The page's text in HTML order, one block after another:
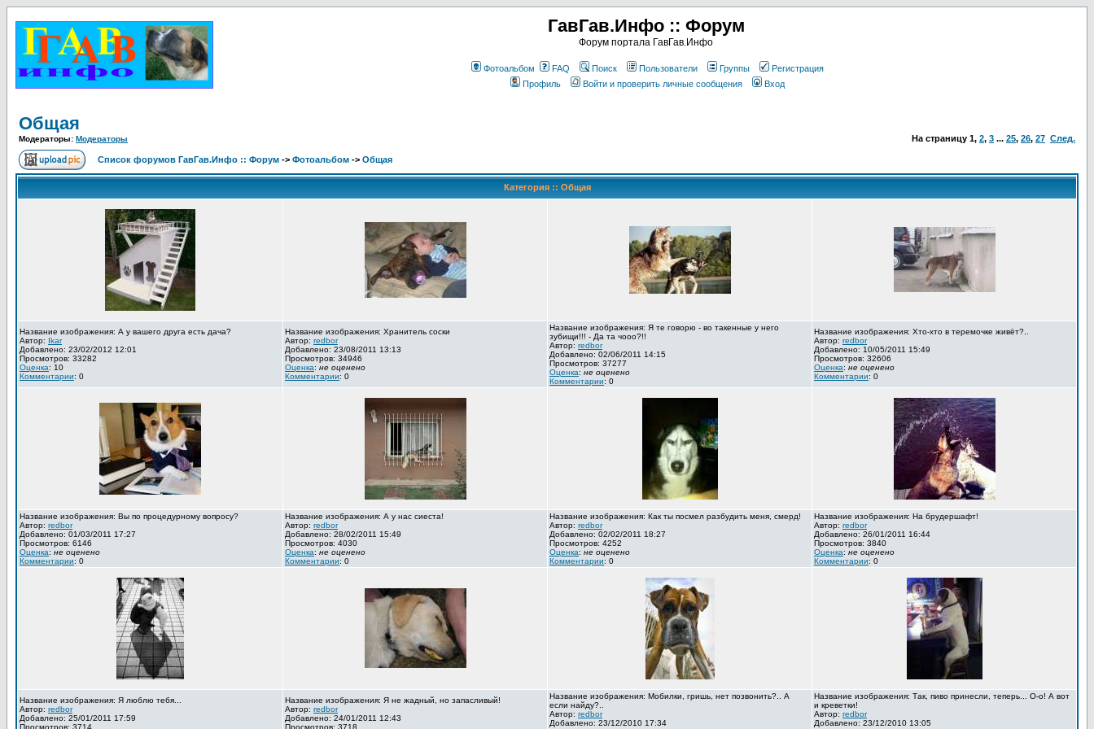
ГавГав.Инфо :: Форум
Форум портала ГавГав.Инфо
Фотоальбом FAQ Поиск Пользователи Группы
Регистрация
Профиль
Войти и проверить личные сообщения Вход
Общая
Модераторы: Модераторы На страницу 1, 2, 3 ... 25, 26, 27 След.
Список форумов ГавГав.Инфо :: Форум -> Фотоальбом -> Общая
Категория :: Общая
Название изображения: А у вашего друга есть дача?
Автор: Ikar
Добавлено: 23/02/2012 12:01
Просмотров: 33282
Оценка: 10
Комментарии: 0
Название изображения: Хранитель соски
Автор: redbor
Добавлено: 23/08/2011 13:13
Просмотров: 34946
Оценка: не оценено
Комментарии: 0
Название изображения: Я те говорю - во такенные у него
зубищи!!! - Да та чооо?!!
Автор: redbor
Добавлено: 02/06/2011 14:15
Просмотров: 37277
Оценка: не оценено
Комментарии: 0
Название изображения: Хто-хто в теремочке живёт?..
Автор: redbor
Добавлено: 10/05/2011 15:49
Просмотров: 32606
Оценка: не оценено
Комментарии: 0
Название изображения: Вы по процедурному вопросу?
Автор: redbor
Добавлено: 01/03/2011 17:27
Просмотров: 6146
Оценка: не оценено
Комментарии: 0
Название изображения: А у нас сиеста!
Автор: redbor
Добавлено: 28/02/2011 15:49
Просмотров: 4030
Оценка: не оценено
Комментарии: 0
Название изображения: Как ты посмел разбудить меня, смерд!
Автор: redbor
Добавлено: 02/02/2011 18:27
Просмотров: 4252
Оценка: не оценено
Комментарии: 0
Название изображения: На брудершафт!
Автор: redbor
Добавлено: 26/01/2011 16:44
Просмотров: 3840
Оценка: не оценено
Комментарии: 0
Название изображения: Я люблю тебя...
Автор: redbor
Добавлено: 25/01/2011 17:59
Просмотров: 3714
Название изображения: Я не жадный, но запасливый!
Автор: redbor
Добавлено: 24/01/2011 12:43
Просмотров: 3718
Название изображения: Мобилки, гришь, нет позвонить?.. А
если найду?..
Автор: redbor
Добавлено: 23/12/2010 17:34
Название изображения: Так, пиво принесли, теперь... О-о! А вот
и креветки!
Автор: redbor
Добавлено: 23/12/2010 13:05